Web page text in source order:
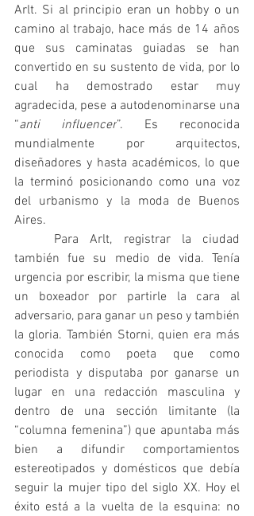
Arlt. Si al principio eran un hobby o un
camino al trabajo, hace más de 14 años
que sus caminatas guiadas se han
convertido en su sustento de vida, por lo
cual ha demostrado estar muy
agradecida, pese a autodenominarse una
“anti influencer”. Es reconocida
mundialmente por arquitectos,
diseñadores y hasta académicos, lo que
la terminó posicionando como una voz
del urbanismo y la moda de Buenos
Aires.
también fue su medio de vida. Tenía
urgencia por escribir, la misma que tiene
un boxeador por partirle la cara al
adversario, para ganar un peso y también
la gloria. También Storni, quien era más
conocida como poeta que como
periodista y disputaba por ganarse un
lugar en una redacción masculina y
dentro de una sección limitante (la
“columna femenina”) que apuntaba más
bien a difundir comportamientos
estereotipados y domésticos que debía
seguir la mujer tipo del siglo XX. Hoy el
éxito está a la vuelta de la esquina: no